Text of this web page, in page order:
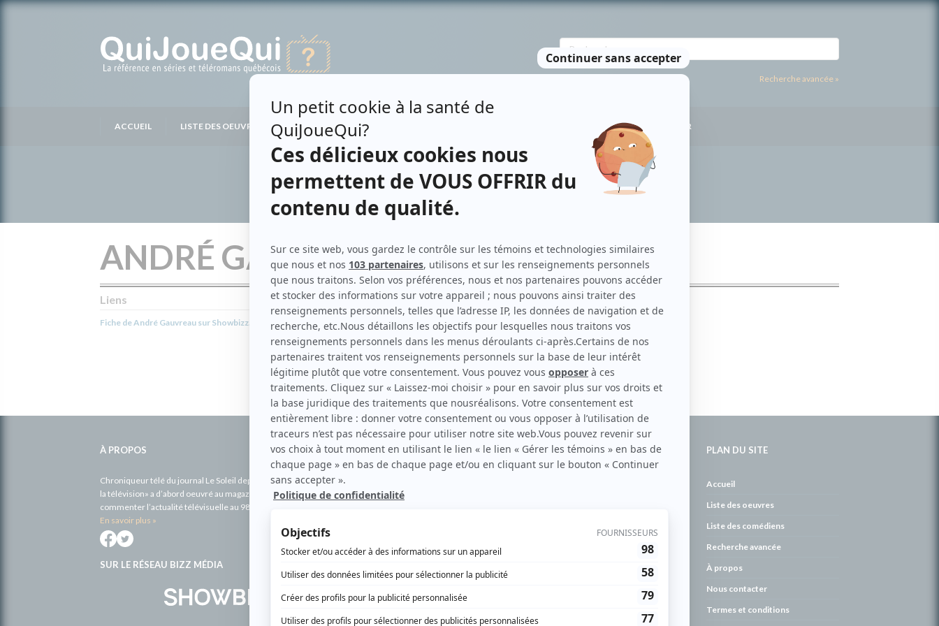
Recherche avancée »
ACCUEIL LISTE DES OEUVRES LISTE DES PERSONNES NOUS CONTACTER
ANDRÉ GAUVREAU
Liens
Fiche de André Gauvreau sur Showbizz.net
Personnages
Jean Duceppe (Roger Baulu)
À PROPOS
Chroniqueur télé du journal Le Soleil depuis 2001, Richard Therrien carbure à son petit écran. Celui qu’on surnomme parfois «l’encyclopédie de
la télévision» a d’abord oeuvré au magazine TV Hebdo de 1996 à 2001. Sa spécialité: la télé québécoise. On peut l’entendre régulièrement
commenter l’actualité télévisuelle au 98,5.
En savoir plus »
SUR LE RÉSEAU BIZZ MÉDIA
PLAN DU SITE
Accueil
Liste des oeuvres
Liste des comédiens
Recherche avancée
À propos
Nous contacter
Termes et conditions